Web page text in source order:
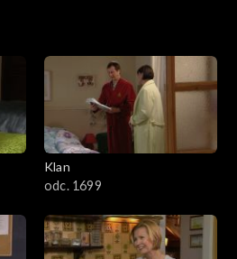
Klan
odc. 1699